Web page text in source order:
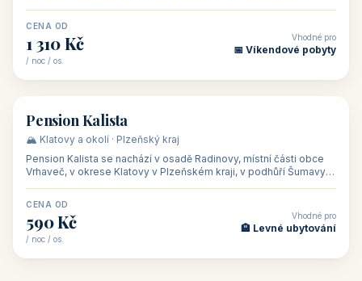
CENA OD
1 310 Kč
/ noc / os.
Vhodné pro
📅 Víkendové pobyty
🏡 penzion
Pension Kalista
🏔️ Klatovy a okolí · Plzeňský kraj
Pension Kalista se nachází v osadě Radinovy, místní části obce
Vrhaveč, v okrese Klatovy v Plzeňském kraji, v podhůří Šumavy
CENA OD
590 Kč
/ noc / os.
Vhodné pro
🏨 Levné ubytování